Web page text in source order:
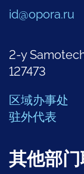
id@opora.ru
2-y
127473
区域办事处
驻外代表
其他部